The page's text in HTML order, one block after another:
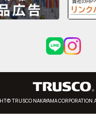
TRUSCO NAKAYAMA